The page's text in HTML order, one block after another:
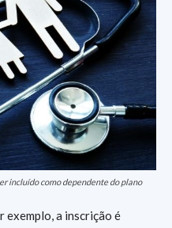
incluído como dependente do plano
exemplo, a inscrição é